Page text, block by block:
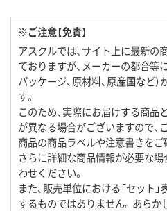
※ご注意【免責】
アスクルでは、サイト上に最新の
ておりますが、メーカーの都合等に
パッケージ、原材料、原産国など
す。
このため、実際にお届けする商
が異なる場合がございますので、
商品の商品ラベルや注意書きをご
さらに詳細な商品情報が必要な
わせください。
また、販売単位における「セット
するものではありません。あらか